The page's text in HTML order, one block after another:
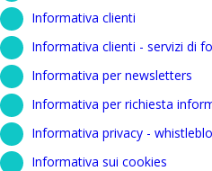
Informativa clienti
Informativa clienti - servizi di
Informativa per newsletters
Informativa per richiesta
Informativa privacy -
Informativa sui cookies